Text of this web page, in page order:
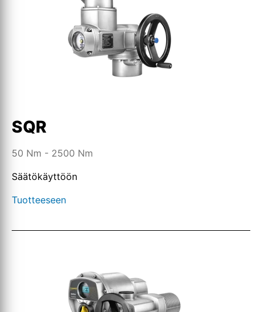
SQR
50 Nm - 2500 Nm
Säätökäyttöön
Tuotteeseen